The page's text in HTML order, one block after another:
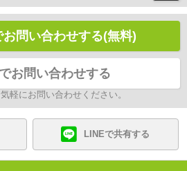
お問い合わせする(無料)
お問い合わせする
軽にお問い合わせください。
LINEで共有する